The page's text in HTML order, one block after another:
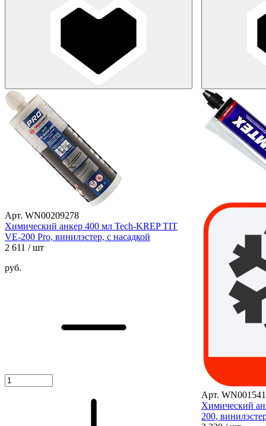
Арт. WN00209278
Химический анкер 400 мл Tech-KREP TIT
VE-200 Pro, винилэстер, с насадкой
2 611 / шт
руб.
Арт.
Химический
200,